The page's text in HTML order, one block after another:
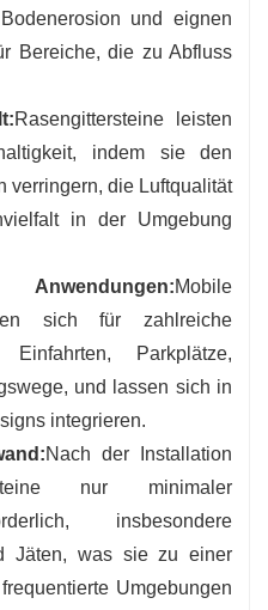
und eignen
Bereiche, die zu Abfluss
Rasengittersteine ​​leisten
indem sie den
verringern, die Luftqualität
in der Umgebung
Mobile
sich für zahlreiche
Einfahrten, Parkplätze,
und lassen sich in
integrieren.
Nach der Installation
​​nur minimaler
insbesondere
Jäten, was sie zu einer
Umgebungen